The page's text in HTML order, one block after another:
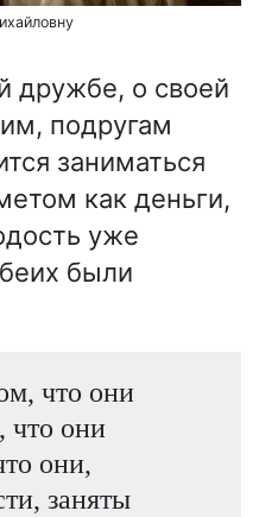
дружбе, о своей
подругам
заниматься
как деньги,
уже
были
что они
что они
они,
заняты